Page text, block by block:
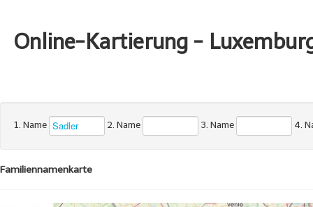
Online-Kartierung -
1. Name 2. Name 3. Name 4.
Familiennamenkarte